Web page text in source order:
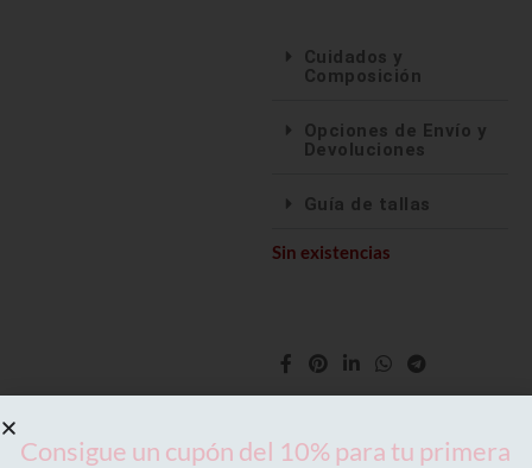
Cuidados y
Composición
Opciones de Envío y
Devoluciones
Guía de tallas
Sin existencias
Consigue un cupón del 10% para tu primera